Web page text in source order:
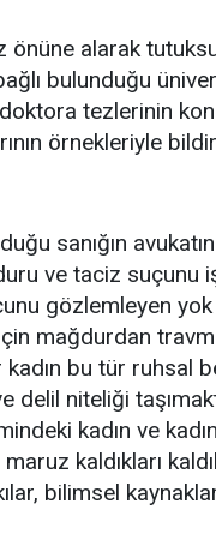
önüne alarak
bulunduğu
tezlerinin
örnekleriyle
sanığın
ve taciz suçunu
gözlemleyen
mağdurdan
bu tür ruhsal
niteliği
kadın ve
kaldıkları
bilimsel